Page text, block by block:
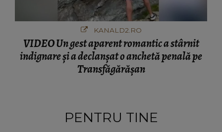
KANALD2.RO
VIDEO Un gest aparent romantic a stârnit
indignare și a declanșat o anchetă penală pe
Transfăgărășan
PENTRU TINE